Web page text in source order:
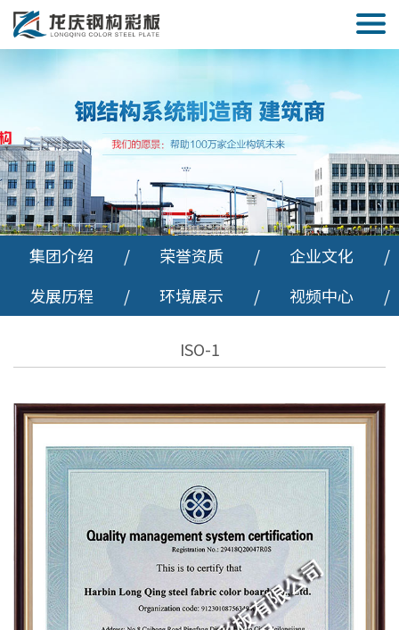
集团介绍 / 荣誉资质 / 企业文化
/
发展历程
/ 环境展示 / 视频中心 /
ISO-1